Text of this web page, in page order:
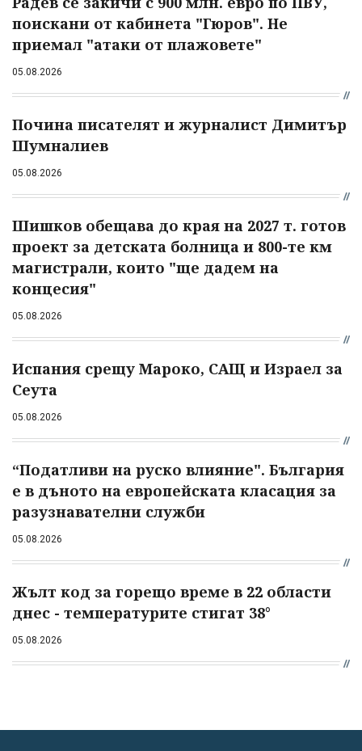
поискани от кабинета "Гюров". Не
приемал "атаки от плажовете"
05.08.2026
Почина писателят и журналист Димитър
Шумналиев
05.08.2026
Шишков обещава до края на 2027 т. готов
проект за детската болница и 800-те км
магистрали, които "ще дадем на
концесия"
05.08.2026
Испания срещу Мароко, САЩ и Израел за
Сеута
05.08.2026
“Податливи на руско влияние". България
е в дъното на европейската класация за
разузнавателни служби
05.08.2026
Жълт код за горещо време в 22 области
днес - температурите стигат 38°
05.08.2026